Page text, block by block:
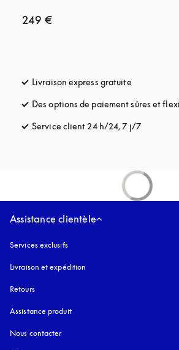
249 €
Livraison express gratuite
Des options de paiement sûres et
Service client 24 h/24, 7 j/7s’ouvre
Assistance clientèle
Services exclusifs
Livraison et expédition
Retours
Assistance produit
Nous contacter